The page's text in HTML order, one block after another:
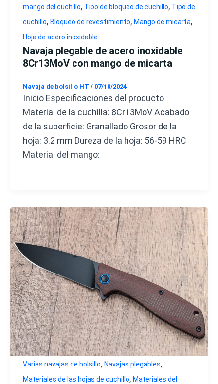
mango del cuchillo, Tipo de bloqueo de cuchillo, Tipo de
cuchillo, Bloqueo de revestimiento, Mango de micarta,
Hoja de acero inoxidable
Navaja plegable de acero inoxidable
8Cr13MoV con mango de micarta
Navaja de bolsillo HT / 07/10/2024
Inicio Especificaciones del producto
Material de la cuchilla: 8Cr13MoV Acabado
de la superficie: Granallado Grosor de la
hoja: 3.2 mm Dureza de la hoja: 56-59 HRC
Material del mango:
Varias navajas de bolsillo, Navajas plegables,
Materiales de las hojas de cuchillo, Materiales del